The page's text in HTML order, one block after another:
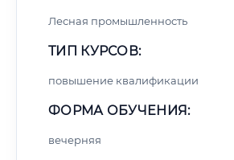
Лесная промышленность
ТИП КУРСОВ:
повышение квалификации
ФОРМА ОБУЧЕНИЯ:
вечерняя